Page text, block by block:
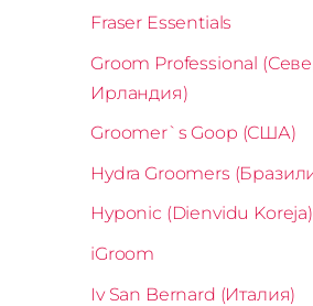
Fraser Essentials
Groom Professional
Ирландия)
Groomer`s Goop (США)
Hydra Groomers
Hyponic (Dienvidu Koreja)
iGroom
Iv San Bernard (Италия)